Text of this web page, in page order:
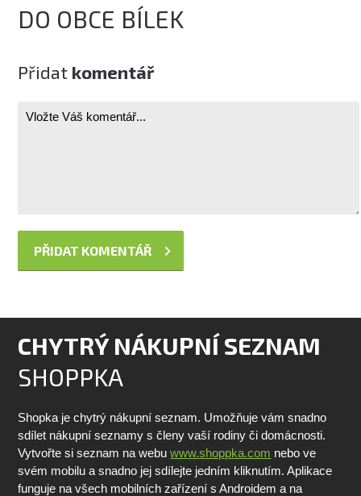
DO OBCE BÍLEK
Přidat komentář
CHYTRÝ NÁKUPNÍ SEZNAM
SHOPPKA
Shopka je chytrý nákupní seznam. Umožňuje vám snadno
sdílet nákupní seznamy s členy vaší rodiny či domácnosti.
Vytvořte si seznam na webuwww.shoppka.com nebo ve
svém mobilu a snadno jej sdílejte jedním kliknutím. Aplikace
funguje na všech mobilních zařízení s Androidem a na